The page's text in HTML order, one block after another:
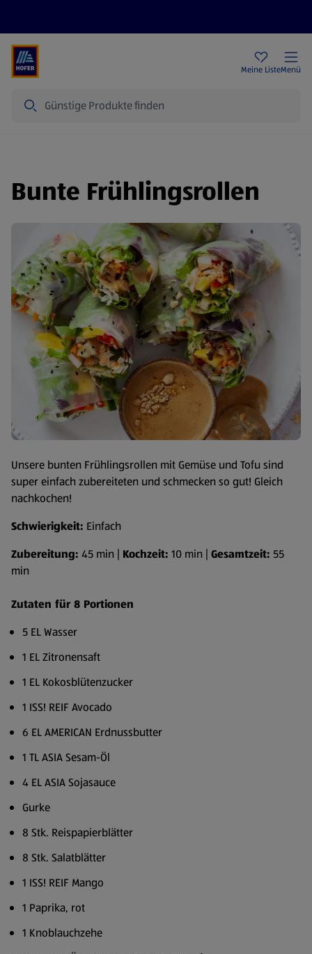
Meine ListeMenü
Bunte Frühlingsrollen
Unsere bunten Frühlingsrollen mit Gemüse und Tofu sind
super einfach zubereiteten und schmecken so gut! Gleich
nachkochen!
Schwierigkeit: Einfach
Zubereitung: 45 min | Kochzeit: 10 min | Gesamtzeit: 55
min
Zutaten für 8 Portionen
5 EL Wasser
1 EL Zitronensaft
1 EL Kokosblütenzucker
1 ISS! REIF Avocado
6 EL AMERICAN Erdnussbutter
1 TL ASIA Sesam-Öl
4 EL ASIA Sojasauce
Gurke
8 Stk. Reispapierblätter
8 Stk. Salatblätter
1 ISS! REIF Mango
1 Paprika, rot
1 Knoblauchzehe